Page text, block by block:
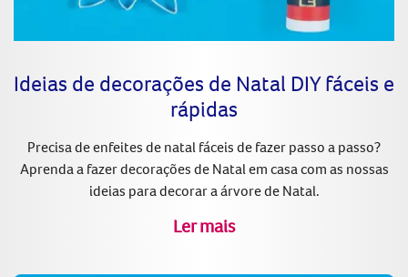
Ideias de decorações de Natal DIY fáceis e
rápidas
Precisa de enfeites de natal fáceis de fazer passo a passo?
Aprenda a fazer decorações de Natal em casa com as nossas
ideias para decorar a árvore de Natal.
Ler mais